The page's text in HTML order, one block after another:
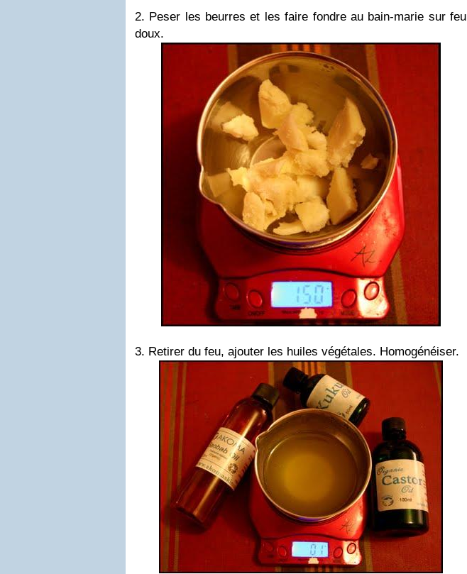
2. Peser les beurres et les faire fondre au bain-marie sur feu
doux.
3. Retirer du feu, ajouter les huiles végétales. Homogénéiser.